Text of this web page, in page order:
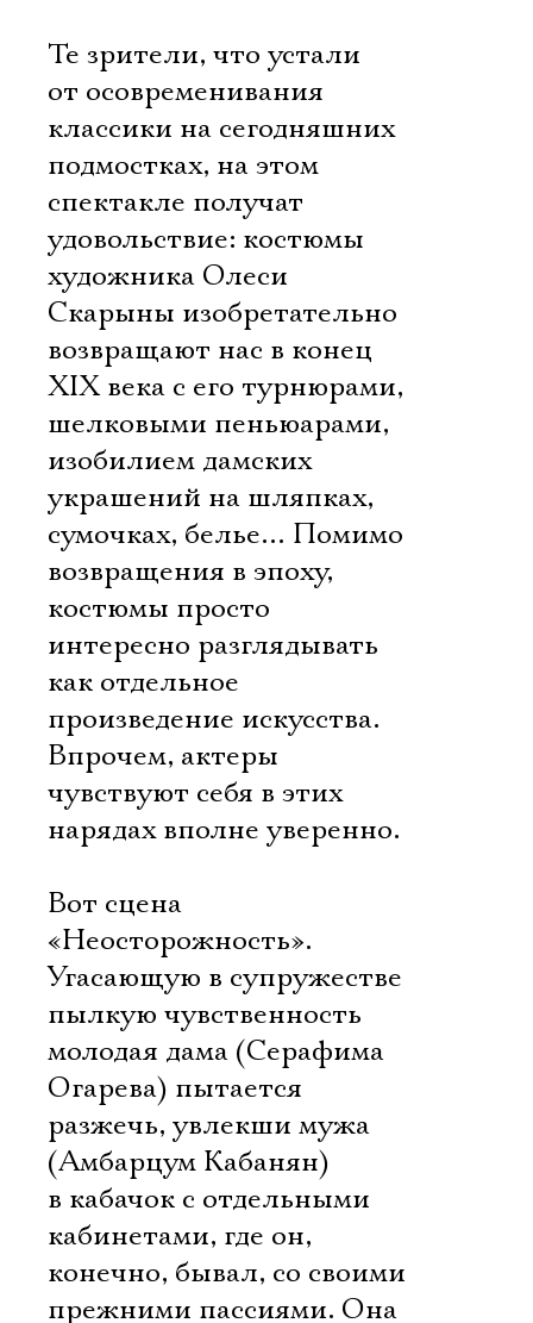
Те зрители, что устали
от осовременивания
классики на сегодняшних
подмостках, на этом
спектакле получат
удовольствие: костюмы
художника Олеси
Скарыны изобретательно
возвращают нас в конец
XIX века с его турнюрами,
шелковыми пеньюарами,
изобилием дамских
украшений на шляпках,
сумочках, белье… Помимо
возвращения в эпоху,
костюмы просто
интересно разглядывать
как отдельное
произведение искусства.
Впрочем, актеры
чувствуют себя в этих
нарядах вполне уверенно.
Вот сцена
«Неосторожность».
Угасающую в супружестве
пылкую чувственность
молодая дама (Серафима
Огарева) пытается
разжечь, увлекши мужа
(Амбарцум Кабанян)
в кабачок с отдельными
кабинетами, где он,
конечно, бывал, со своими
прежними пассиями. Она